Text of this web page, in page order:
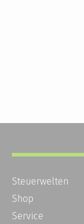
Steuerwelten
Shop
Service